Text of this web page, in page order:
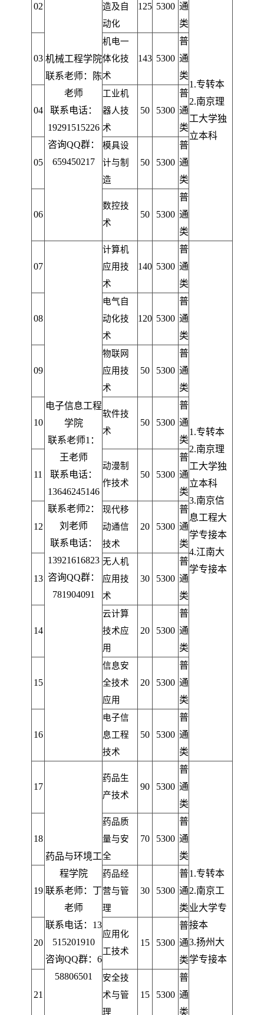
02
机械工程学院
联系老师：陈
老师
联系电话：
19291515226
咨询QQ群：
659450217
造及自
动化
125 5300 通
类
1.专转本
2.南京理
工大学独
立本科
03
机电一
体化技
术
143 5300
普
通
类
04
工业机
器人技
术
50 5300
普
通
类
05
模具设
计与制
造
50 5300
普
通
类
06
数控技
术
50 5300
普
通
类
07
电子信息工程
学院
联系老师1：
王老师
联系电话：
13646245146
联系老师2：
刘老师
联系电话：
13921616823
咨询QQ群：
781904091
计算机
应用技
术
140 5300
普
通
类
1.专转本
2.南京理
工大学独
立本科
3.南京信
息工程大
学专接本
4.江南大
学专接本
08
电气自
动化技
术
120 5300
普
通
类
09
物联网
应用技
术
50 5300
普
通
类
10
软件技
术
50 5300
普
通
类
11
动漫制
作技术
50 5300
普
通
类
12
现代移
动通信
技术
20 5300
普
通
类
13
无人机
应用技
术
30 5300
普
通
类
14
云计算
技术应
用
20 5300
普
通
类
15
信息安
全技术
应用
20 5300
普
通
类
16
电子信
息工程
技术
50 5300
普
通
类
17
药品与环境工
程学院
联系老师：丁
老师
联系电话：13
515201910
咨询QQ群：6
58806501
药品生
产技术
90 5300
普
通
类
1.专转本
2.南京工
业大学专
接本
3.扬州大
学专接本
18
药品质
量与安
全
70 5300
普
通
类
19
药品经
营与管
理
30 5300
普
通
类
20
应用化
工技术
15 5300
普
通
类
21
安全技
术与管
理
15 5300
普
通
类